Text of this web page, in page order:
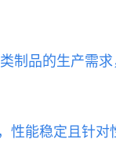
制品的生产需
能稳定且针对